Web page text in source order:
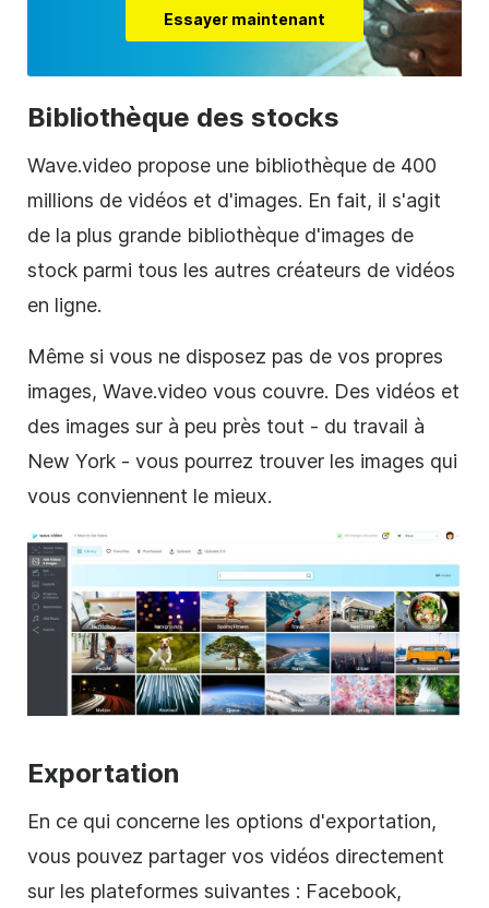
Essayer maintenant
Bibliothèque des stocks
Wave.video propose une bibliothèque de 400
millions de vidéos et d'images. En fait, il s'agit
de la plus grande bibliothèque d'images de
stock parmi tous les autres créateurs de vidéos
en ligne.
Même si vous ne disposez pas de vos propres
images, Wave.video vous couvre. Des vidéos et
des images sur à peu près tout - du travail à
New York - vous pourrez trouver les images qui
vous conviennent le mieux.
Exportation
En ce qui concerne les options d'exportation,
vous pouvez partager vos vidéos directement
sur les plateformes suivantes : Facebook,